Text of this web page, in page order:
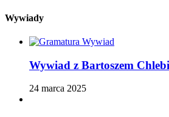
Wywiady
Wywiad z Bartoszem
24 marca 2025